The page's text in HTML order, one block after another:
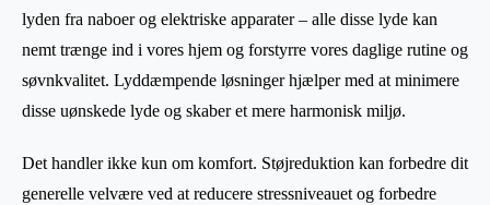
lyden fra naboer og elektriske apparater – alle disse lyde kan
nemt trænge ind i vores hjem og forstyrre vores daglige rutine og
søvnkvalitet. Lyddæmpende løsninger hjælper med at minimere
disse uønskede lyde og skaber et mere harmonisk miljø.
Det handler ikke kun om komfort. Støjreduktion kan forbedre dit
generelle velvære ved at reducere stressniveauet og forbedre